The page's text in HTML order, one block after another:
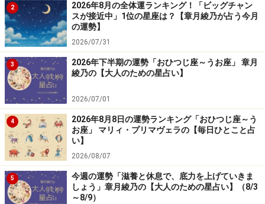
2
2026年8月の全体運ランキング！「ビッグチャン
スが接近中」1位の星座は？【章月綾乃が占う今月
の運勢】
2026/07/31
3
2026年下半期の運勢「おひつじ座～うお座」 章月
綾乃の【大人のための星占い】
2026/07/01
4
2026年8月8日の運勢ランキング「おひつじ座～う
お座」 マリィ・プリマヴェラの【毎日ひとこと占
い】
2026/08/07
5
今週の運勢「滋養と休息で、底力を上げていきま
しょう」章月綾乃の【大人のための星占い】（8/3
～8/9）